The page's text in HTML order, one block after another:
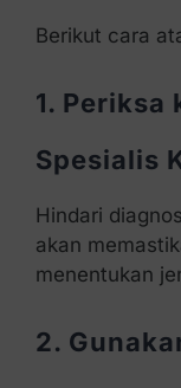
Berikut cara
1. Periksa
Spesialis
Hindari
akan
menentukan
2.